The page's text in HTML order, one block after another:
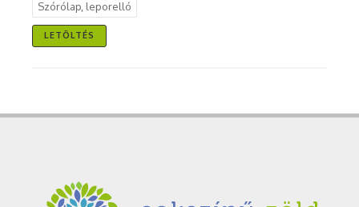
Szórólap, leporelló
LETÖLTÉS